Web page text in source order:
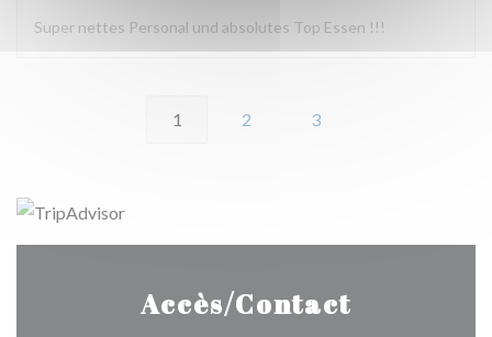
Super nettes Personal und absolutes Top Essen !!!
1 2 3
Accès/Contact